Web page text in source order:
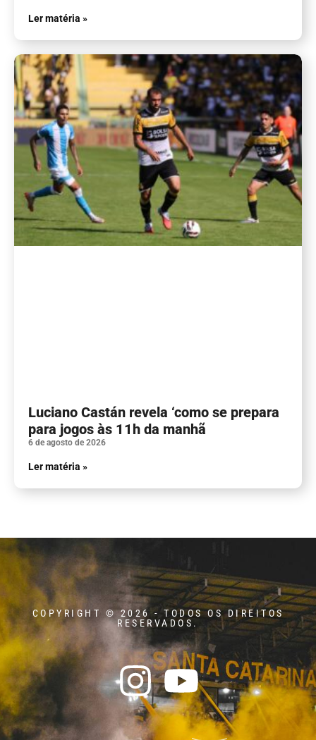
Ler matéria »
Luciano Castán revela ‘como se prepara
para jogos às 11h da manhã
6 de agosto de 2026
Ler matéria »
COPYRIGHT © 2026 - TODOS OS DIREITOS
RESERVADOS.